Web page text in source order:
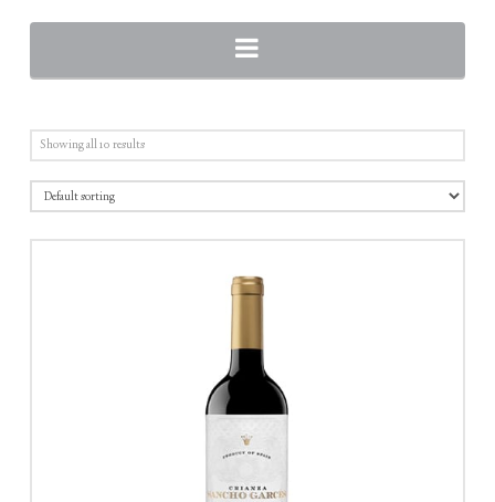
Navigation
Showing all 10 results